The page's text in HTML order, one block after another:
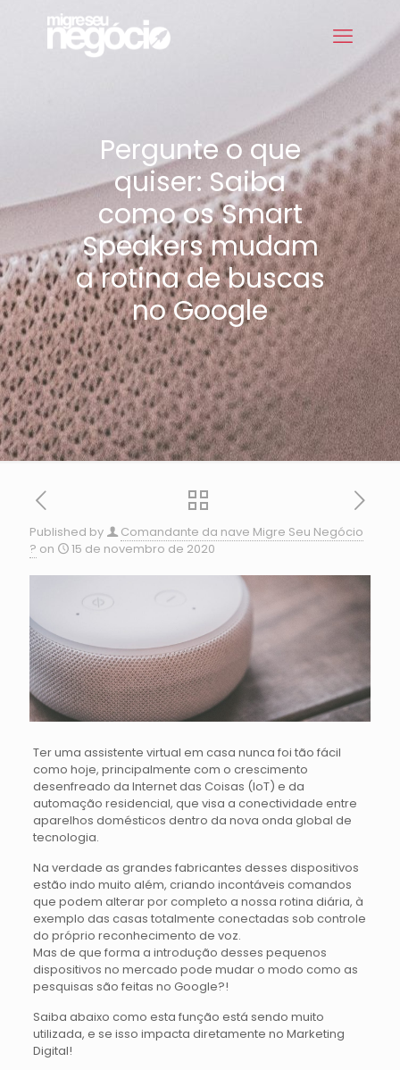
Pergunte o que
quiser: Saiba
como os Smart
Speakers mudam
a rotina de buscas
no Google
Published by
Comandante da nave Migre Seu Negócio
? on 15 de novembro de 2020
Ter uma assistente virtual em casa nunca foi tão fácil
como hoje, principalmente com o crescimento
desenfreado da Internet das Coisas (IoT) e da
automação residencial, que visa a conectividade entre
aparelhos domésticos dentro da nova onda global de
tecnologia.
Na verdade as grandes fabricantes desses dispositivos
estão indo muito além, criando incontáveis comandos
que podem alterar por completo a nossa rotina diária, à
exemplo das casas totalmente conectadas sob controle
do próprio reconhecimento de voz.
Mas de que forma a introdução desses pequenos
dispositivos no mercado pode mudar o modo como as
pesquisas são feitas no Google?!
Saiba abaixo como esta função está sendo muito
utilizada, e se isso impacta diretamente no Marketing
Digital!